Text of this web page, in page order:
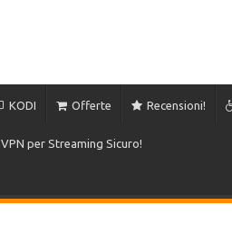
KODI Offerte Recensioni!
VPN per Streaming Sicuro!